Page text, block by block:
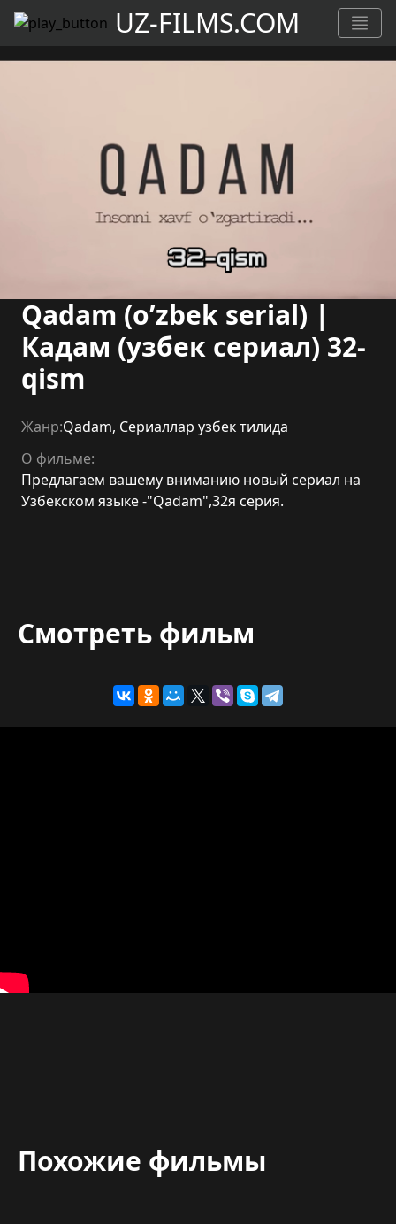
UZ-FILMS.COM
Qadam (o’zbek serial) |
Кадам (узбек сериал) 32-
qism
Жанр:Qadam, Сериаллар узбек тилида
О фильме:
Предлагаем вашему вниманию новый сериал на
Узбекском языке -"Qadam",32я серия.
Смотреть фильм
Похожие фильмы